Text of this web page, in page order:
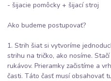
- šijacie pomôcky + šijací stroj
Ako budeme postupovať?
1. Strih šiat si vytvoríme
strihu na tričko, ako nosíme.
rukávov. Prieramky začistíme a
časti. Táto časť musí obsahovať